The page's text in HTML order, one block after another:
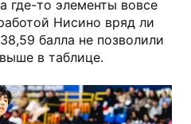
где-то элементы вовсе
Нисино вряд ли
балла не позволили
в таблице.